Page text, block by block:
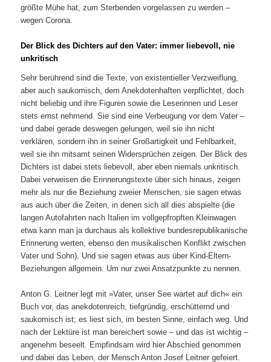
größte Mühe hat, zum Sterbenden vorgelassen zu werden –
wegen Corona.
Der Blick des Dichters auf den Vater: immer liebevoll, nie
unkritisch
Sehr berührend sind die Texte, von existentieller Verzweiflung,
aber auch saukomisch, dem Anekdotenhaften verpflichtet, doch
nicht beliebig und ihre Figuren sowie die Leserinnen und Leser
stets ernst nehmend. Sie sind eine Verbeugung vor dem Vater –
und dabei gerade deswegen gelungen, weil sie ihn nicht
verklären, sondern ihn in seiner Großartigkeit und Fehlbarkeit,
weil sie ihn mitsamt seinen Widersprüchen zeigen. Der Blick des
Dichters ist dabei stets liebevoll, aber eben niemals unkritisch.
Dabei verweisen die Erinnerungstexte über sich hinaus, zeigen
mehr als nur die Beziehung zweier Menschen, sie sagen etwas
aus auch über die Zeiten, in denen sich all dies abspielte (die
langen Autofahrten nach Italien im vollgepfropften Kleinwagen
etwa kann man ja durchaus als kollektive bundesrepublikanische
Erinnerung werten, ebenso den musikalischen Konflikt zwischen
Vater und Sohn). Und sie sagen etwas aus über Kind-Eltern-
Beziehungen allgemein. Um nur zwei Ansatzpunkte zu nennen.
Anton G. Leitner legt mit »Vater, unser See wartet auf dich« ein
Buch vor, das anekdotenreich, tiefgründig, erschütternd und
saukomisch ist; es liest sich, im besten Sinne, einfach weg. Und
nach der Lektüre ist man bereichert sowie – und das ist wichtig –
angenehm beseelt. Empfindsam wird hier Abschied genommen
und dabei das Leben, der Mensch Anton Josef Leitner gefeiert.